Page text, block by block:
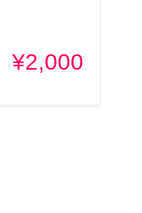
¥2,000